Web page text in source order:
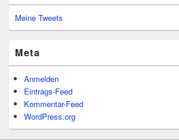
Meine Tweets
Meta
Anmelden
Eintrags-Feed
Kommentar-Feed
WordPress.org